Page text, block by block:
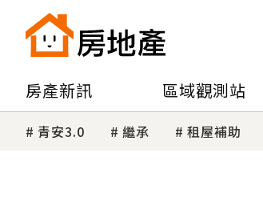
房產新訊 區域觀測站
青安3.0 繼承 租屋補助